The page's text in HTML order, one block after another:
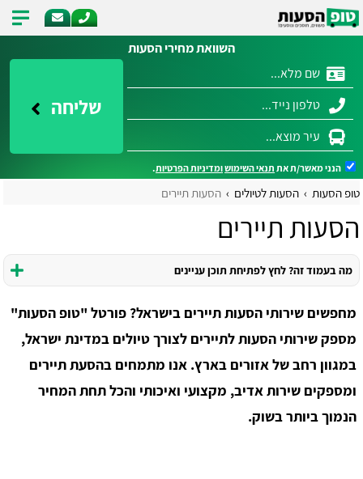
השוואת מחירי הסעות
שליחה
הנני מאשר/ת את תנאי השימושומדיניות הפרטיות.
טופ הסעות הסעות לטיולים הסעות תיירים
הסעות תיירים
מה בעמוד זה? לחץ לפתיחת תוכן עניינים
מחפשים שירותי הסעות תיירים בישראל? פורטל "טופ הסעות"
מספק שירותי הסעות לתיירים לצורך טיולים במדינת ישראל,
במגוון רחב של אזורים בארץ. אנו מתמחים בהסעת תיירים
ומספקים שירות אדיב, מקצועי ואיכותי והכל תחת המחיר
הנמוך ביותר בשוק.